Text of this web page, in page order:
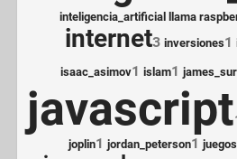
inteligencia_artificial llama
internet3 inversiones1
isaac_asimov1 islam1
javascript
joplin1 jordan_peterson1